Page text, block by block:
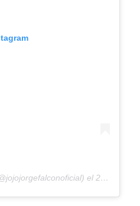
el24 Mar, 2020 a las 9:48 PDT